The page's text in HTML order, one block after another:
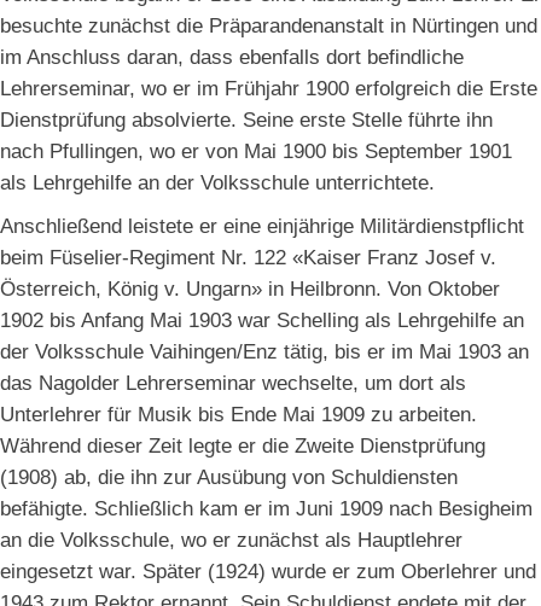
besuchte zunächst die Präparandenanstalt in Nürtingen und
im Anschluss daran, dass ebenfalls dort befindliche
Lehrerseminar, wo er im Frühjahr 1900 erfolgreich die Erste
Dienstprüfung absolvierte. Seine erste Stelle führte ihn
nach Pfullingen, wo er von Mai 1900 bis September 1901
als Lehrgehilfe an der Volksschule unterrichtete.
Anschließend leistete er eine einjährige Militärdienstpflicht
beim Füselier-Regiment Nr. 122 «Kaiser Franz Josef v.
Österreich, König v. Ungarn» in Heilbronn. Von Oktober
1902 bis Anfang Mai 1903 war Schelling als Lehrgehilfe an
der Volksschule Vaihingen/Enz tätig, bis er im Mai 1903 an
das Nagolder Lehrerseminar wechselte, um dort als
Unterlehrer für Musik bis Ende Mai 1909 zu arbeiten.
Während dieser Zeit legte er die Zweite Dienstprüfung
(1908) ab, die ihn zur Ausübung von Schuldiensten
befähigte. Schließlich kam er im Juni 1909 nach Besigheim
an die Volksschule, wo er zunächst als Hauptlehrer
eingesetzt war. Später (1924) wurde er zum Oberlehrer und